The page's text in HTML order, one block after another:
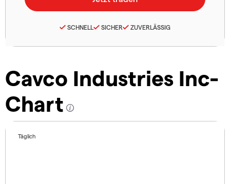
Cavco Industries Inc-
Chart
Täglich
SCHNELL SICHER ZUVERLÄSSIG